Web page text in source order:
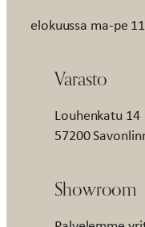
elokuussa ma-pe
Varasto
Louhenkatu 14
57200
Showroom